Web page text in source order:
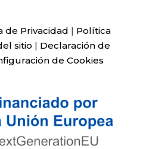
de Privacidad | Política
sitio | Declaración de
de Cookies